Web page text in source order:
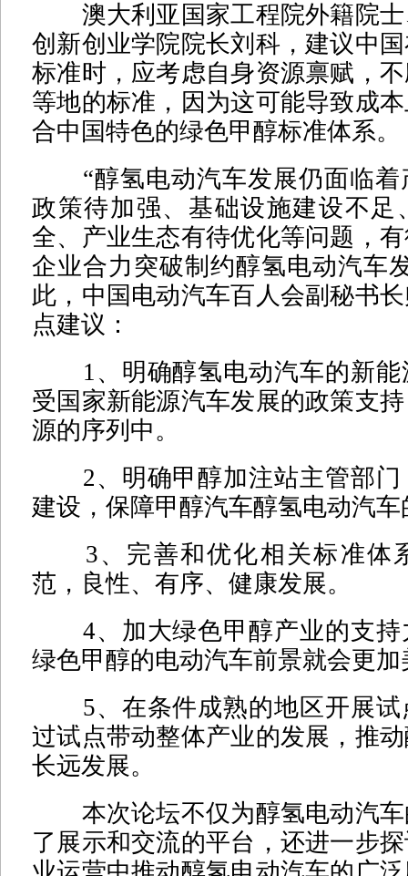
澳大利亚国家工程院外籍院士
创新创业学院院长刘科，建议中
标准时，应考虑自身资源禀赋，
等地的标准，因为这可能导致成
合中国特色的绿色甲醇标准体系。
“醇氢电动汽车发展仍面临着
政策待加强、基础设施建设不足
全、产业生态有待优化等问题，
企业合力突破制约醇氢电动汽车
此，中国电动汽车百人会副秘书
点建议：
1、明确醇氢电动汽车的新能
受国家新能源汽车发展的政策支
源的序列中。
2、明确甲醇加注站主管部门
建设，保障甲醇汽车醇氢电动汽车
3、完善和优化相关标准体
范，良性、有序、健康发展。
4、加大绿色甲醇产业的支持
绿色甲醇的电动汽车前景就会更加
5、在条件成熟的地区开展试
过试点带动整体产业的发展，推
长远发展。
本次论坛不仅为醇氢电动汽车
了展示和交流的平台，还进一步